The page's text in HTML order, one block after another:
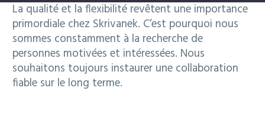
La qualité et la flexibilité revêtent une importance
primordiale chez Skrivanek. C’est pourquoi nous
sommes constamment à la recherche de
personnes motivées et intéressées. Nous
souhaitons toujours instaurer une collaboration
fiable sur le long terme.